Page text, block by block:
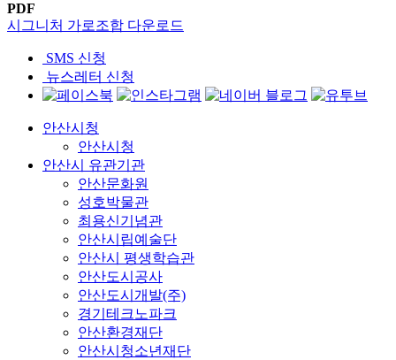
PDF
시그니처 가로조합 다운로드
SMS 신청
뉴스레터 신청
안산시청
안산시청
안산시 유관기관
안산문화원
성호박물관
최용신기념관
안산시립예술단
안산시 평생학습관
안산도시공사
안산도시개발(주)
경기테크노파크
안산환경재단
안산시청소년재단